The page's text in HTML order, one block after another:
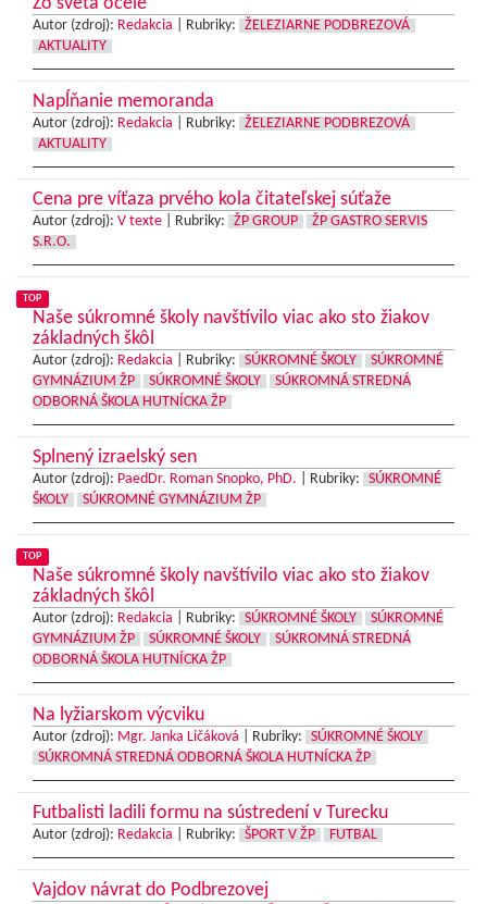
Autor (zdroj): Redakcia Rubriky:
ŽELEZIARNE PODBREZOVÁ
AKTUALITY
Napĺňanie memoranda
Autor (zdroj): Redakcia Rubriky:
ŽELEZIARNE PODBREZOVÁ
AKTUALITY
Cena pre víťaza prvého kola čitateľskej súťaže
Autor (zdroj): V texte Rubriky: ŽP GROUP
ŽP GASTRO SERVIS
S.R.O.
TOP
Naše súkromné školy navštívilo viac ako sto žiakov
základných škôl
Autor (zdroj): Redakcia Rubriky: SÚKROMNÉ ŠKOLY
SÚKROMNÉ
GYMNÁZIUM ŽP
SÚKROMNÉ ŠKOLY
SÚKROMNÁ STREDNÁ
ODBORNÁ ŠKOLA HUTNÍCKA ŽP
Splnený izraelský sen
Autor (zdroj): PaedDr. Roman Snopko, PhD. Rubriky:
SÚKROMNÉ
ŠKOLY
SÚKROMNÉ GYMNÁZIUM ŽP
TOP
Naše súkromné školy navštívilo viac ako sto žiakov
základných škôl
Autor (zdroj): Redakcia Rubriky: SÚKROMNÉ ŠKOLY
SÚKROMNÉ
GYMNÁZIUM ŽP
SÚKROMNÉ ŠKOLY
SÚKROMNÁ STREDNÁ
ODBORNÁ ŠKOLA HUTNÍCKA ŽP
Na lyžiarskom výcviku
Autor (zdroj): Mgr. Janka Ličáková Rubriky:
SÚKROMNÉ ŠKOLY
SÚKROMNÁ STREDNÁ ODBORNÁ ŠKOLA HUTNÍCKA ŽP
Futbalisti ladili formu na sústredení v Turecku
Autor (zdroj): Redakcia Rubriky: ŠPORT V ŽP FUTBAL
Vajdov návrat do Podbrezovej